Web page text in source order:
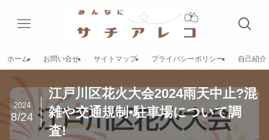
ホーム お問い合せ サイトマップ プライバシーポリシー 自己紹介
江戸川区花火大会2024雨天中止?混
雑や交通規制•駐車場について調
査!
2024
8/24